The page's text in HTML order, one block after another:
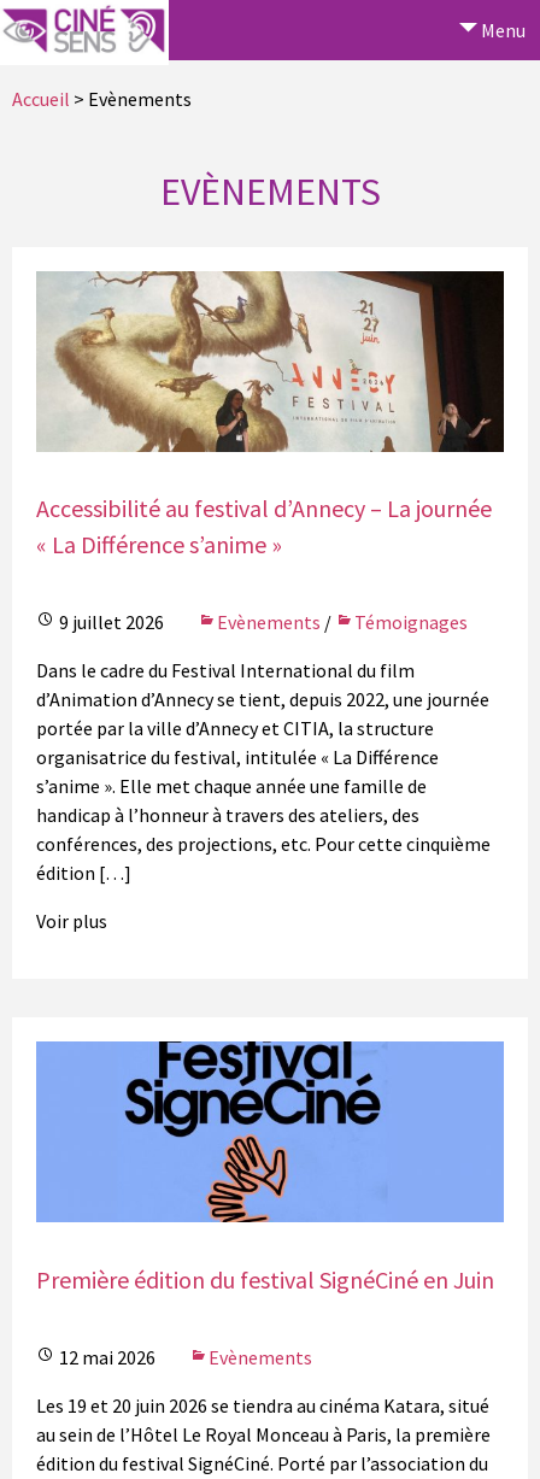
Menu
Accueil > Evènements
EVÈNEMENTS
Accessibilité au festival d’Annecy – La journée
« La Différence s’anime »
9 juillet 2026 Evènements /
Témoignages
Dans le cadre du Festival International du film
d’Animation d’Annecy se tient, depuis 2022, une journée
portée par la ville d’Annecy et CITIA, la structure
organisatrice du festival, intitulée « La Différence
s’anime ». Elle met chaque année une famille de
handicap à l’honneur à travers des ateliers, des
conférences, des projections, etc. Pour cette cinquième
édition […]
Voir plus
Première édition du festival SignéCiné en Juin
12 mai 2026
Evènements
Les 19 et 20 juin 2026 se tiendra au cinéma Katara, situé
au sein de l’Hôtel Le Royal Monceau à Paris, la première
édition du festival SignéCiné. Porté par l’association du